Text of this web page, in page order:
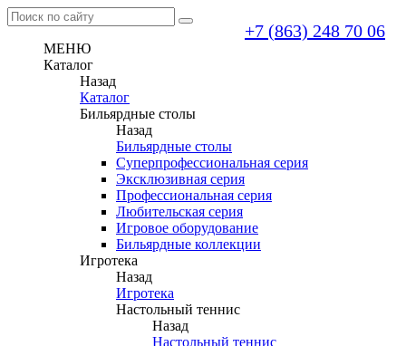
+7 (863) 248 70 06
МЕНЮ
Каталог
Назад
Каталог
Бильярдные столы
Назад
Бильярдные столы
Суперпрофессиональная серия
Эксклюзивная серия
Профессиональная серия
Любительская серия
Игровое оборудование
Бильярдные коллекции
Игротека
Назад
Игротека
Настольный теннис
Назад
Настольный теннис